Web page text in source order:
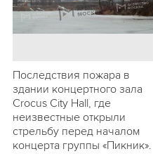
Последствия пожара в
здании концертного зала
Crocus City Hall, где
неизвестные открыли
стрельбу перед началом
концерта группы «Пикник».